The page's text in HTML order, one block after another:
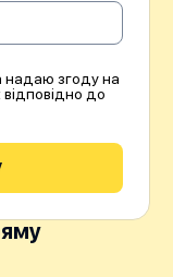
надаю згоду на
до